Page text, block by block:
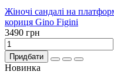
Жіночі сандалі на
кориця Gino Figini
3490 грн
Придбати
Новинка